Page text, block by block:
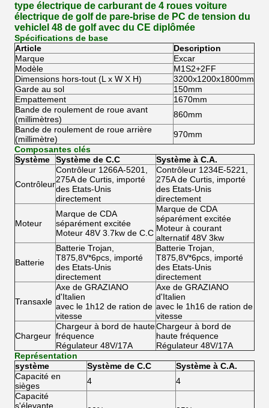
type électrique de carburant de 4 roues voiture
électrique de golf de pare-brise de PC de tension du
vehiclel 48 de golf avec du CE diplômée
Spécifications de base
Article
Description
Marque
Excar
Modèle
M1S2+2FF
Dimensions hors-tout (L x W X H)
3200x1200x1800mm
Garde au sol
150mm
Empattement
1670mm
Bande de roulement de roue avant
(millimètres)
860mm
Bande de roulement de roue arrière
(millimètre)
970mm
Composantes clés
Système
Système de C.C Système à C.A.
Contrôleur
Contrôleur 1266A-5201,
275A de Curtis, importé
des Etats-Unis
directement
Contrôleur 1234E-5221,
275A de Curtis, importé
des Etats-Unis
directement
Moteur
Marque de CDA
séparément excitée
Moteur 48V 3.7kw de C.C
Marque de CDA
séparément excitée
Moteur à courant
alternatif 48V 3kw
Batterie
Batterie Trojan,
T875,8V*6pcs, importé
des Etats-Unis
directement
Batterie Trojan,
T875,8V*6pcs, importé
des Etats-Unis
directement
Transaxle
Axe de GRAZIANO
d'Italien
avec le 1h12 de ration de
vitesse
Axe de GRAZIANO
d'Italien
avec le 1h16 de ration de
vitesse
Chargeur
Chargeur à bord de haute
fréquence
Régulateur 48V/17A
Chargeur à bord de
haute fréquence
Régulateur 48V/17A
Représentation
système
Système de C.C
Système à C.A.
Capacité en
sièges
4
4
Capacité
s'élevante